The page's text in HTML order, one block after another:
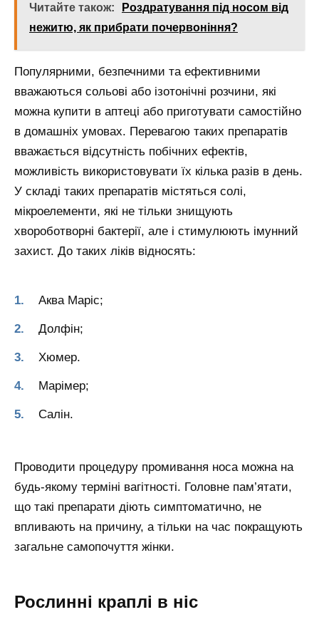
Читайте також:
Роздратування під носом від
нежитю, як прибрати почервоніння?
Популярними, безпечними та ефективними
вважаються сольові або ізотонічні розчини, які
можна купити в аптеці або приготувати самостійно
в домашніх умовах. Перевагою таких препаратів
вважається відсутність побічних ефектів,
можливість використовувати їх кілька разів в день.
У складі таких препаратів містяться солі,
мікроелементи, які не тільки знищують
хвороботворні бактерії, але і стимулюють імунний
захист. До таких ліків відносять:
Аква Маріс;
Долфін;
Хюмер.
Марімер;
Салін.
Проводити процедуру промивання носа можна на
будь-якому терміні вагітності. Головне пам’ятати,
що такі препарати діють симптоматично, не
впливають на причину, а тільки на час покращують
загальне самопочуття жінки.
Рослинні краплі в ніс